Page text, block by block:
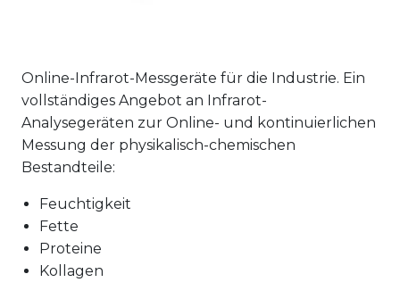
Online-Infrarot-Messgeräte für die Industrie. Ein
vollständiges Angebot an Infrarot-
Analysegeräten zur Online- und kontinuierlichen
Messung der physikalisch-chemischen
Bestandteile:
Feuchtigkeit
Fette
Proteine
Kollagen